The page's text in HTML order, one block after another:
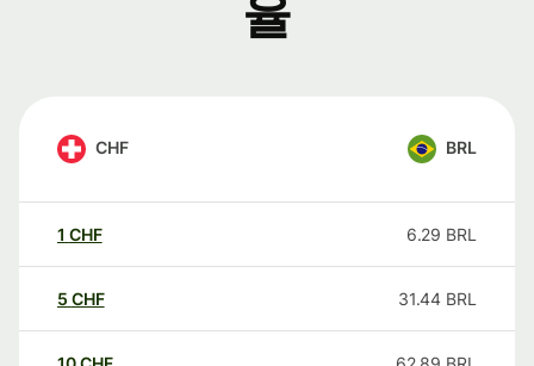
율
CHF BRL
1 CHF 6.29 BRL
5 CHF 31.44 BRL